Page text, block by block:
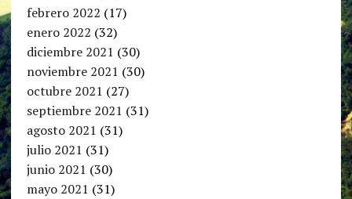
febrero 2022 (17)
enero 2022 (32)
diciembre 2021 (30)
noviembre 2021 (30)
octubre 2021 (27)
septiembre 2021 (31)
agosto 2021 (31)
julio 2021 (31)
junio 2021 (30)
mayo 2021 (31)